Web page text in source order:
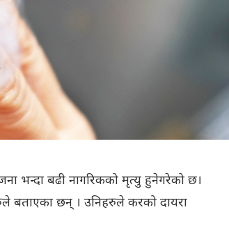
भन्दा बढी नागरिकको मृत्यु हुनेगरेको छ।
बताएका छन् । उनिहरुले करको दायरा